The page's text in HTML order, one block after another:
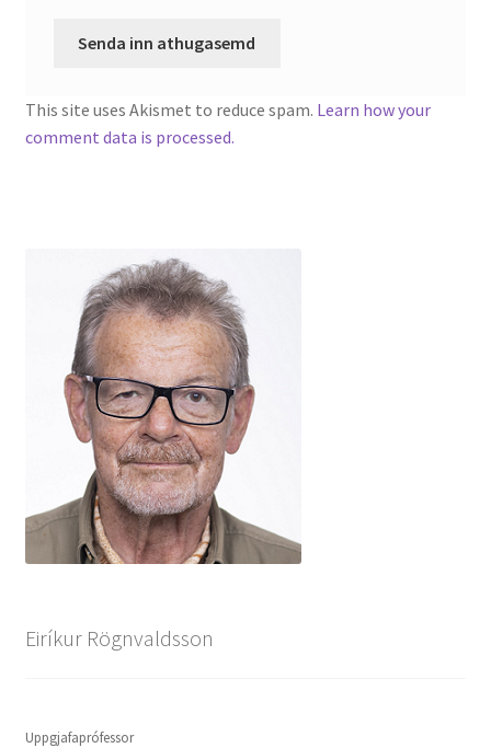
This site uses Akismet to reduce spam. Learn how your
comment data is processed.
Eiríkur Rögnvaldsson
Uppgjafaprófessor